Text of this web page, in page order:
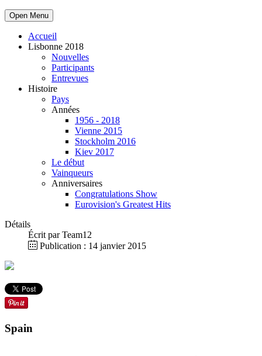
Open Menu
Accueil
Lisbonne 2018
Nouvelles
Participants
Entrevues
Histoire
Pays
Années
1956 - 2018
Vienne 2015
Stockholm 2016
Kiev 2017
Le début
Vainqueurs
Anniversaires
Congratulations Show
Eurovision's Greatest Hits
Détails
Écrit parTeam12
Publication : 14 janvier 2015
Spain